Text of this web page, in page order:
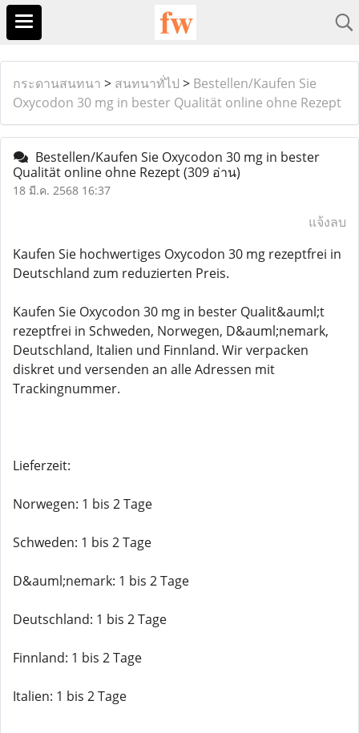
กระดานสนทนา > สนทนาทั่ไป > Bestellen/Kaufen Sie
Oxycodon 30 mg in bester Qualität online ohne Rezept
Bestellen/Kaufen Sie Oxycodon 30 mg in bester
Qualität online ohne Rezept(309 อ่าน)
18 มี.ค. 2568 16:37
แจ้งลบ
Kaufen Sie hochwertiges Oxycodon 30 mg rezeptfrei in
Deutschland zum reduzierten Preis.
Kaufen Sie Oxycodon 30 mg in bester Qualit&auml;t
rezeptfrei in Schweden, Norwegen, D&auml;nemark,
Deutschland, Italien und Finnland. Wir verpacken
diskret und versenden an alle Adressen mit
Trackingnummer.
Lieferzeit:
Norwegen: 1 bis 2 Tage
Schweden: 1 bis 2 Tage
D&auml;nemark: 1 bis 2 Tage
Deutschland: 1 bis 2 Tage
Finnland: 1 bis 2 Tage
Italien: 1 bis 2 Tage